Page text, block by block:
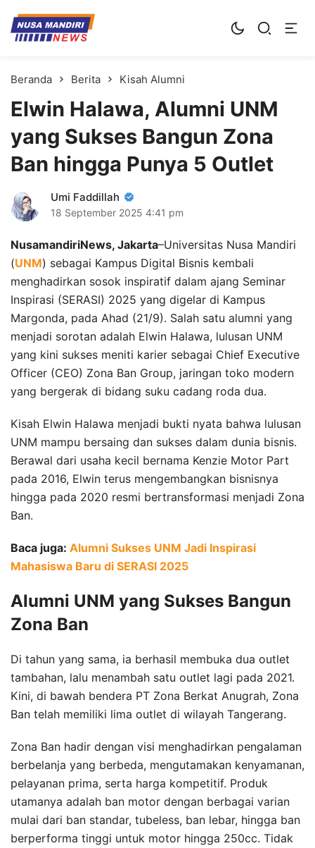
Kampus Digital Bisnis
Universitas Nusa Mandiri
Beranda Berita Kisah Alumni
Elwin Halawa, Alumni UNM
yang Sukses Bangun Zona
Ban hingga Punya 5 Outlet
Umi Faddillah
18 September 2025 4:41 pm
NusamandiriNews, Jakarta–Universitas Nusa Mandiri
(UNM) sebagai Kampus Digital Bisnis kembali
menghadirkan sosok inspiratif dalam ajang Seminar
Inspirasi (SERASI) 2025 yang digelar di Kampus
Margonda, pada Ahad (21/9). Salah satu alumni yang
menjadi sorotan adalah Elwin Halawa, lulusan UNM
yang kini sukses meniti karier sebagai Chief Executive
Officer (CEO) Zona Ban Group, jaringan toko modern
yang bergerak di bidang suku cadang roda dua.
Kisah Elwin Halawa menjadi bukti nyata bahwa lulusan
UNM mampu bersaing dan sukses dalam dunia bisnis.
Berawal dari usaha kecil bernama Kenzie Motor Part
pada 2016, Elwin terus mengembangkan bisnisnya
hingga pada 2020 resmi bertransformasi menjadi Zona
Ban.
Baca juga: Alumni Sukses UNM Jadi Inspirasi
Mahasiswa Baru di SERASI 2025
Alumni UNM yang Sukses Bangun
Zona Ban
Di tahun yang sama, ia berhasil membuka dua outlet
tambahan, lalu menambah satu outlet lagi pada 2021.
Kini, di bawah bendera PT Zona Berkat Anugrah, Zona
Ban telah memiliki lima outlet di wilayah Tangerang.
Zona Ban hadir dengan visi menghadirkan pengalaman
berbelanja yang berbeda, mengutamakan kenyamanan,
pelayanan prima, serta harga kompetitif. Produk
utamanya adalah ban motor dengan berbagai varian
mulai dari ban standar, tubeless, ban lebar, hingga ban
berperforma tinggi untuk motor hingga 250cc. Tidak